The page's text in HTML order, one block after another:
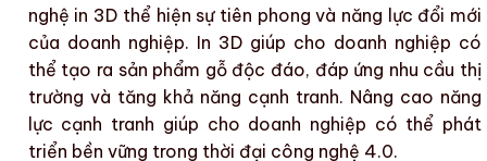
nghệ in 3D thể hiện sự tiên phong và năng lực đổi mới
của doanh nghiệp. In 3D giúp cho doanh nghiệp có
thể tạo ra sản phẩm gỗ độc đáo, đáp ứng nhu cầu thị
trường và tăng khả năng cạnh tranh. Nâng cao năng
lực cạnh tranh giúp cho doanh nghiệp có thể phát
triển bền vững trong thời đại công nghệ 4.0.